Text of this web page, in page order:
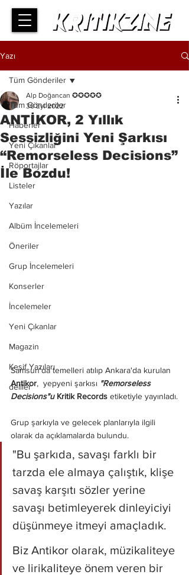
Yazı
Tüm Gönderiler
Haberler
Yeni Çıkanlar
Röportajlar
Listeler
Yazılar
Albüm İncelemeleri
Öneriler
Grup İncelemeleri
Konserler
İncelemeler
Yeni Çıkanlar
Magazin
Keşif Yazıları
deliler
Tüm Gönderiler
ANTİKOR, 2 Yıllık
Sessizliğini Yeni Şarkısı
“Remorseless Decisions”
İle Bozdu!
Alp Doğancan ✪✪✪✪✪
30 Eyl 2022
Samsun'da temelleri atılıp Ankara'da kurulan
Antikor,  yepyeni şarkısı "Remorseless
Decisions"u Kritik Records etiketiyle yayınladı.
Grup şarkıyla ve gelecek planlarıyla ilgili
olarak da açıklamalarda bulundu.
"Bu şarkıda, savaşı farklı bir
tarzda ele almaya çalıştık, klişe
savaş karşıtı sözler yerine
savaşı betimleyerek dinleyiciyi
düşünmeye itmeyi amaçladık.
Biz Antikor olarak, müzikaliteye
ve lirikaliteye önem veren bir